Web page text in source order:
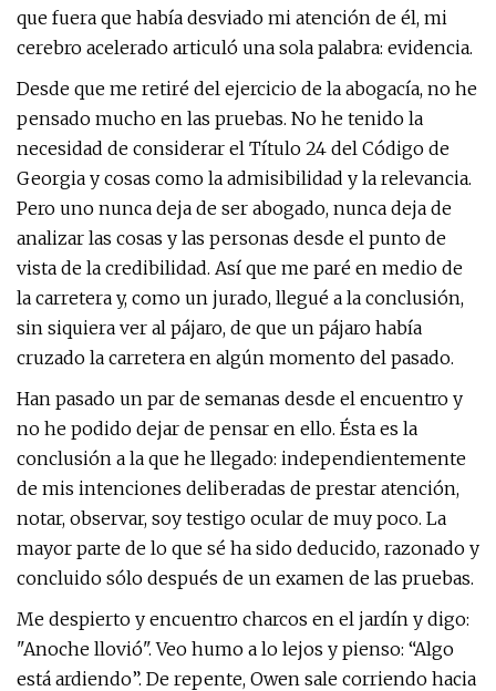
que fuera que había desviado mi atención de él, mi
cerebro acelerado articuló una sola palabra: evidencia.
Desde que me retiré del ejercicio de la abogacía, no he
pensado mucho en las pruebas. No he tenido la
necesidad de considerar el Título 24 del Código de
Georgia y cosas como la admisibilidad y la relevancia.
Pero uno nunca deja de ser abogado, nunca deja de
analizar las cosas y las personas desde el punto de
vista de la credibilidad. Así que me paré en medio de
la carretera y, como un jurado, llegué a la conclusión,
sin siquiera ver al pájaro, de que un pájaro había
cruzado la carretera en algún momento del pasado.
Han pasado un par de semanas desde el encuentro y
no he podido dejar de pensar en ello. Ésta es la
conclusión a la que he llegado: independientemente
de mis intenciones deliberadas de prestar atención,
notar, observar, soy testigo ocular de muy poco. La
mayor parte de lo que sé ha sido deducido, razonado y
concluido sólo después de un examen de las pruebas.
Me despierto y encuentro charcos en el jardín y digo:
"Anoche llovió". Veo humo a lo lejos y pienso: “Algo
está ardiendo”. De repente, Owen sale corriendo hacia